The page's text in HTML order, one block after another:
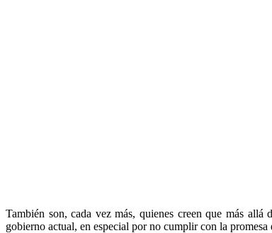
También son, cada vez más, quienes creen que más
gobierno actual, en especial por no cumplir con la